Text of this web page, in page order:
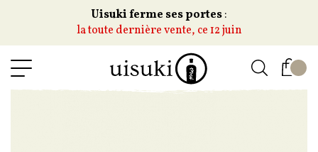
Uisuki ferme ses portes:
la toute dernière vente, ce 12 juin